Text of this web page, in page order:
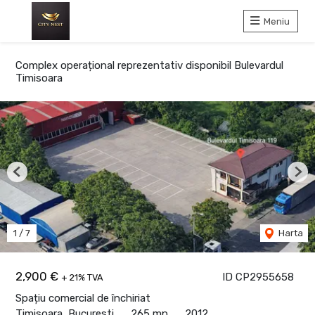
Meniu
Complex operațional reprezentativ disponibil Bulevardul
Timisoara
ID CP2955658
2,900 € + 21% TVA
Spațiu comercial de închiriat
1 / 7 Harta
Previous